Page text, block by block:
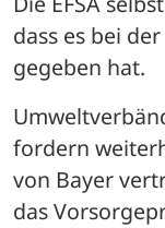
dass es bei
gegeben hat.
fordern
von Bayer
das